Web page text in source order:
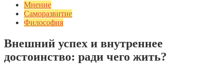
Мнение
Саморазвитие
Философия
Внешний успех и внутреннее
достоинство: ради чего жить?